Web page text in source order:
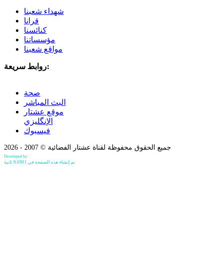
شهداء شعبنا
قرانا
كنائسنا
مؤسساتنا
مواقع شعبنا
روابط سريعة:
صحة
البث المباشر
موقع عشتار
الإنگليزي
فيسبوك
جميع الحقوق محفوظة لقناة عشتار الفضائية © 2007 - 2026
Developed by:
تم إنشاء هذه الصفحة في 0.6901 ثانية